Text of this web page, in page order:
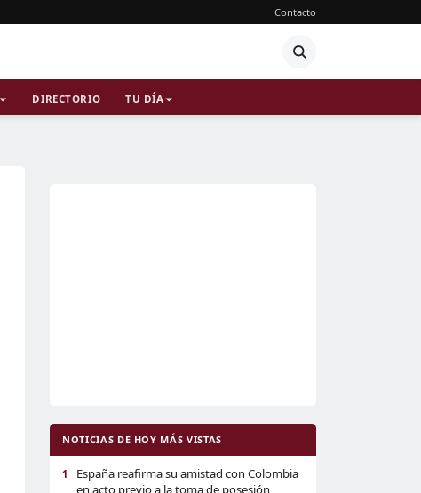
Contacto
DIRECTORIO TU DÍA
NOTICIAS DE HOY MÁS VISTAS
1
España reafirma su amistad con Colombia
en acto previo a la toma de posesión